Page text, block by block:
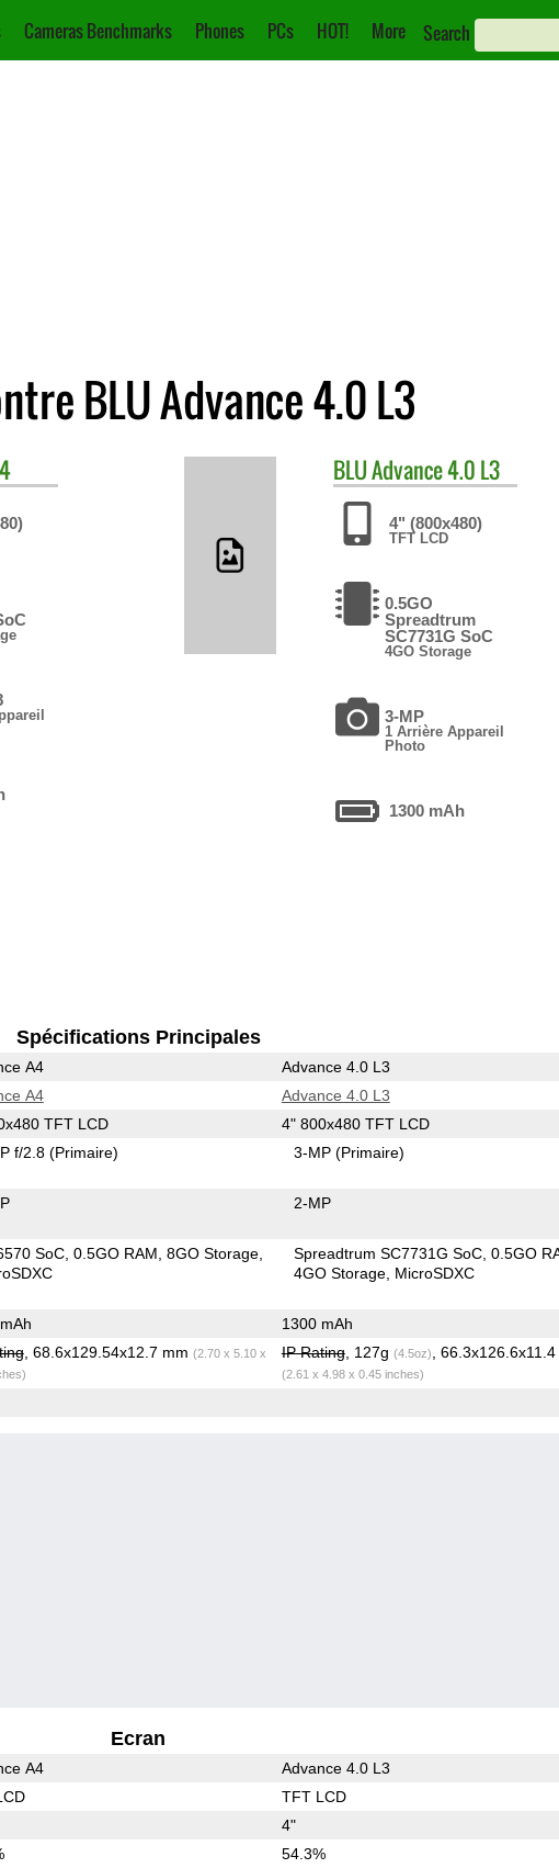
Cameras Benchmarks Phones PCs HOT! More Search
BLU Advance 4.0 L3
BLUAdvance 4.0 L3
4" (800x480)
TFT LCD
0.5GO
Spreadtrum
SC7731G SoC
4GO Storage
3-MP
1 Arrière Appareil
Photo
1300 mAh
Spécifications Principales
A4 Advance 4.0 L3
A4 Advance 4.0 L3
TFT LCD 4" 800x480 TFT LCD
f/2.8(Primaire) 3-MP(Primaire)
2-MP
SoC 0.5GO RAM 8GO Storage
Spreadtrum SC7731G SoC 0.5GO
4GO Storage MicroSDXC
1300 mAh
, 68.6x129.54x12.7 mm (2.70 x 5.10 x
IP Rating, 127g (4.5oz) ,
(2.61 x 4.98 x 0.45 inches)
Ecran
A4 Advance 4.0 L3
TFT LCD
4"
54.3%